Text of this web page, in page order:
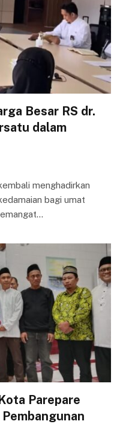
Besar RS dr.
dalam
menghadirkan
bagi umat
Parepare